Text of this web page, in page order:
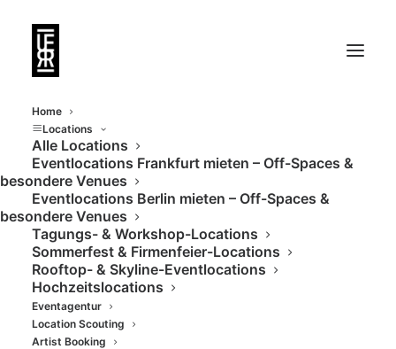
Home
Locations
Alle Locations
Eventlocations Frankfurt mieten – Off-Spaces &
besondere Venues
Eventlocations Berlin mieten – Off-Spaces &
besondere Venues
Tagungs- & Workshop-Locations
Sommerfest & Firmenfeier-Locations
Rooftop- & Skyline-Eventlocations
Hochzeitslocations
Eventagentur
Location Scouting
Artist Booking